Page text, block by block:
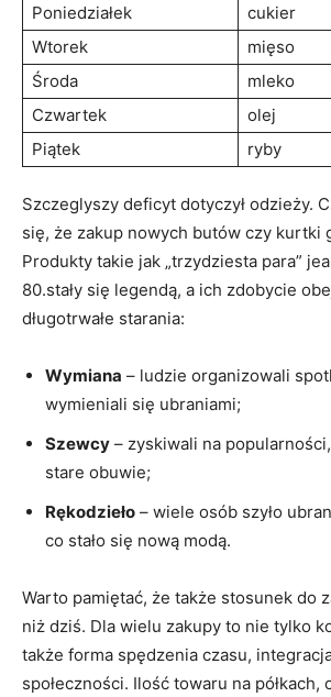
Poniedziałek
cukier
Wtorek
mięso
Środa
mleko
Czwartek
olej
Piątek
ryby
Szczeglyszy deficyt dotyczył odzieży.
się, że zakup nowych butów czy kurtki
Produkty takie jak „trzydziesta para”
80.stały się legendą, a ich zdobycie
długotrwałe starania:
Wymiana – ludzie organizowali
wymieniali się ubraniami;
Szewcy – zyskiwali na
stare obuwie;
Rękodzieło – wiele osób szyło
co stało się nową modą.
Warto pamiętać, że także stosunek do
niż dziś. Dla wielu zakupy to nie tylko
także forma spędzenia czasu,
społeczności. Ilość towaru na półkach,